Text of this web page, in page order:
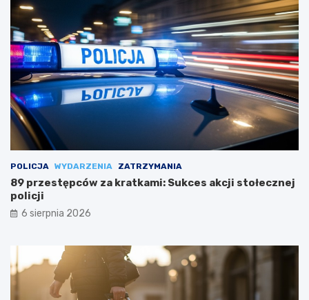
POLICJA WYDARZENIA ZATRZYMANIA
89 przestępców za kratkami: Sukces akcji stołecznej
policji
6 sierpnia 2026